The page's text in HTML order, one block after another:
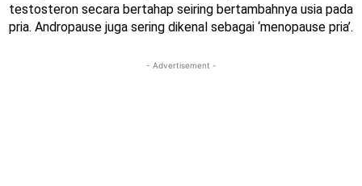
testosteron secara bertahap seiring bertambahnya usia pada
pria. Andropause juga sering dikenal sebagai ‘menopause pria’.
- Advertisement -